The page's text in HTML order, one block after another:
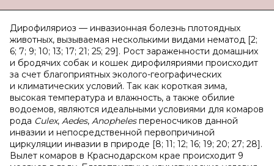
Дирофиляриоз — инвазионная болезнь плотоядных
животных, вызываемая несколькими видами нематод [2;
6; 7; 9; 10; 13; 17; 21; 25; 29]. Рост зараженности домашних
и бродячих собак и кошек дирофиляриями происходит
за счет благоприятных эколого-географических
и климатических условий. Так как короткая зима,
высокая температура и влажность, а также обилие
водоемов, являются идеальными условиями для комаров
рода Culeх, Aedes, Anophelesпереносчиков данной
инвазии и непосредственной первопричиной
циркуляции инвазии в природе [8; 11; 12; 16; 19; 20; 27; 28].
Вылет комаров в Краснодарском крае происходит 9